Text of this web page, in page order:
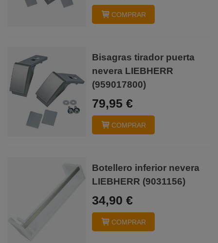
COMPRAR
Bisagras tirador puerta
nevera LIEBHERR
(959017800)
79,95 €
COMPRAR
Botellero inferior nevera
LIEBHERR (9031156)
34,90 €
COMPRAR